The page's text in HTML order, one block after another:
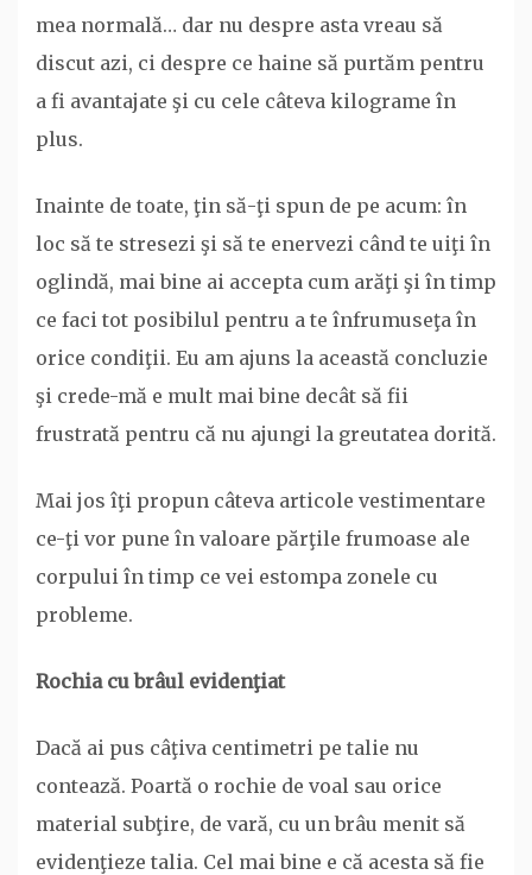
mea normală… dar nu despre asta vreau să
discut azi, ci despre ce haine să purtăm pentru
a fi avantajate şi cu cele câteva kilograme în
plus.
Inainte de toate, ţin să-ţi spun de pe acum: în
loc să te stresezi şi să te enervezi când te uiţi în
oglindă, mai bine ai accepta cum arăţi şi în timp
ce faci tot posibilul pentru a te înfrumuseţa în
orice condiţii. Eu am ajuns la această concluzie
şi crede-mă e mult mai bine decât să fii
frustrată pentru că nu ajungi la greutatea dorită.
Mai jos îţi propun câteva articole vestimentare
ce-ţi vor pune în valoare părţile frumoase ale
corpului în timp ce vei estompa zonele cu
probleme.
Rochia cu brâul evidenţiat
Dacă ai pus câţiva centimetri pe talie nu
contează. Poartă o rochie de voal sau orice
material subţire, de vară, cu un brâu menit să
evidenţieze talia. Cel mai bine e că acesta să fie